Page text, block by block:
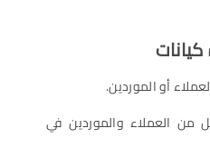
أو الموردين.
من العملاء والموردين في